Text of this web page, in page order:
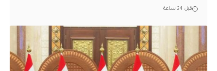
قبل 24 ساعة